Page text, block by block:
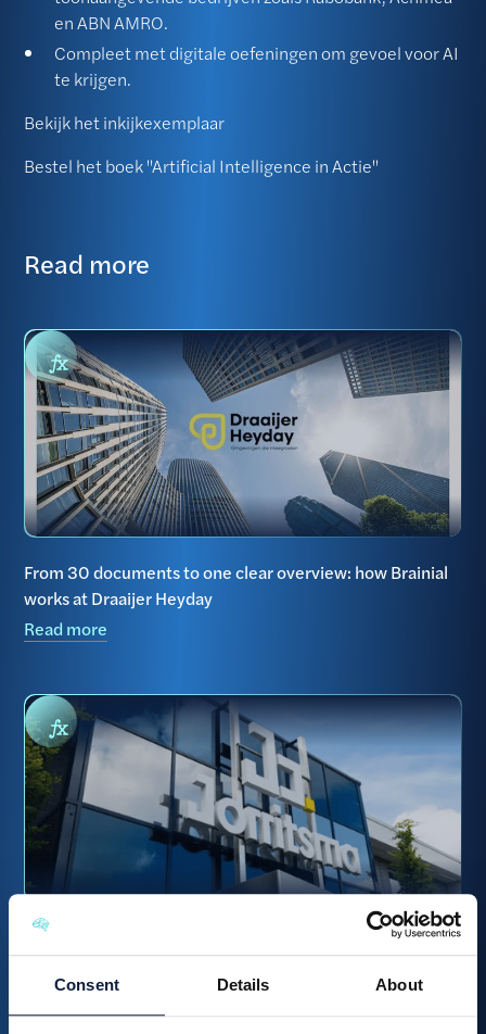
Consent Details About
en ABN AMRO.
Compleet met digitale oefeningen om gevoel voor AI
te krijgen.
Bekijk het inkijkexemplaar
Bestel het boek "Artificial Intelligence in Actie"
Read more
From 30 documents to one clear overview: how Brainial
works at Draaijer Heyday
Read more
Jorritsma Bouw cut their tender prep time with Brainial